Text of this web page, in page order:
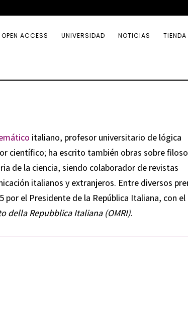
OPEN ACCESS UNIVERSIDAD NOTICIAS
italiano, profesor universitario de lógica
científico; ha escrito también obras sobre
de la ciencia, siendo colaborador de revistas
italianos y extranjeros. Entre diversos
el Presidente de la República Italiana, con
della Repubblica Italiana (OMRI).